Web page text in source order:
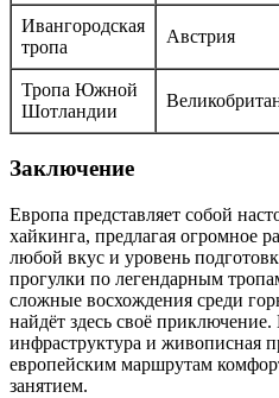
Ивангородская
тропа
Австрия
Тропа Южной
Шотландии
Заключение
Европа представляет собой
хайкинга, предлагая огромное
любой вкус и уровень
прогулки по легендарным
сложные восхождения среди
найдёт здесь своё
инфраструктура и живописная
европейским маршрутам
занятием.